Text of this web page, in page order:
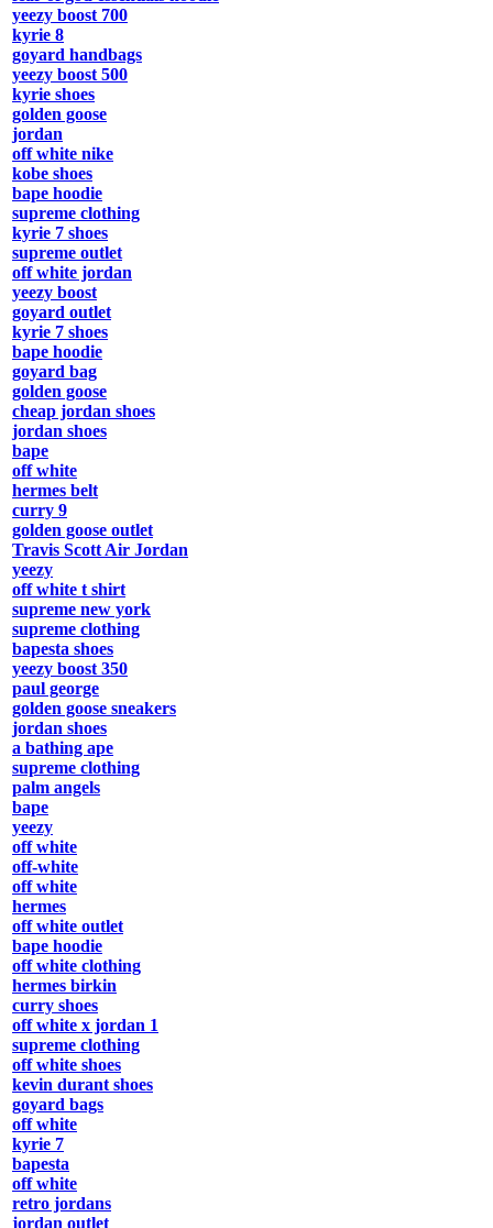
yeezy boost 700
kyrie 8
goyard handbags
yeezy boost 500
kyrie shoes
golden goose
jordan
off white nike
kobe shoes
bape hoodie
supreme clothing
kyrie 7 shoes
supreme outlet
off white jordan
yeezy boost
goyard outlet
kyrie 7 shoes
bape hoodie
goyard bag
golden goose
cheap jordan shoes
jordan shoes
bape
off white
hermes belt
curry 9
golden goose outlet
Travis Scott Air Jordan
yeezy
off white t shirt
supreme new york
supreme clothing
bapesta shoes
yeezy boost 350
paul george
golden goose sneakers
jordan shoes
a bathing ape
supreme clothing
palm angels
bape
yeezy
off white
off-white
off white
hermes
off white outlet
bape hoodie
off white clothing
hermes birkin
curry shoes
off white x jordan 1
supreme clothing
off white shoes
kevin durant shoes
goyard bags
off white
kyrie 7
bapesta
off white
retro jordans
jordan outlet